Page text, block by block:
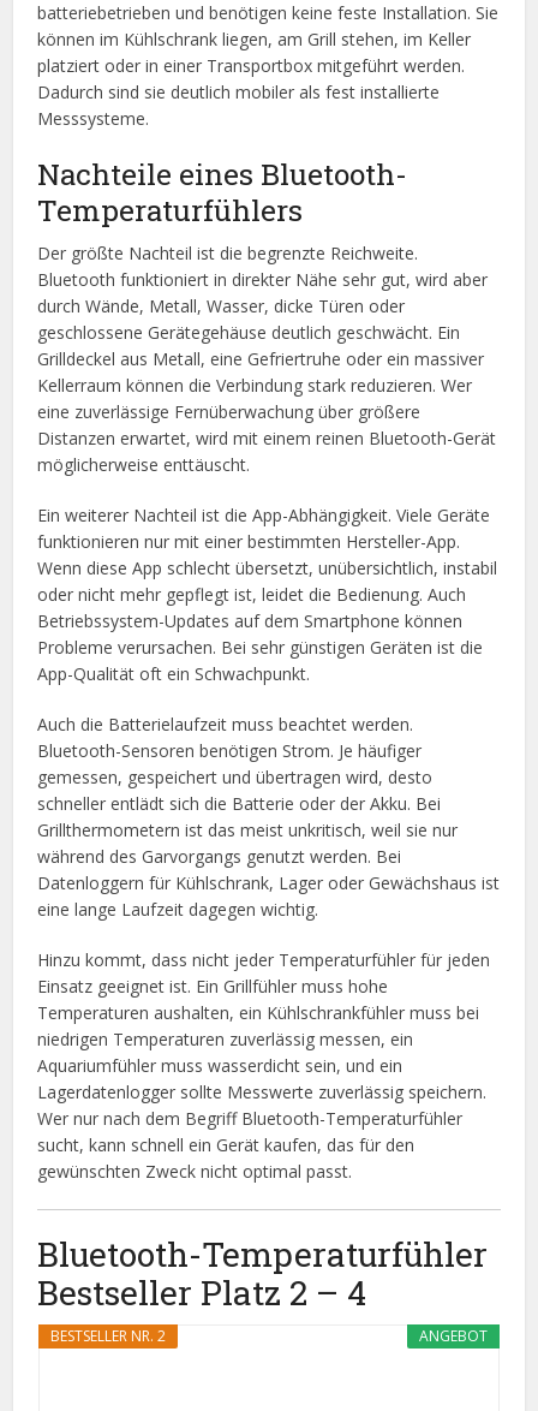
batteriebetrieben und benötigen keine feste Installation. Sie
können im Kühlschrank liegen, am Grill stehen, im Keller
platziert oder in einer Transportbox mitgeführt werden.
Dadurch sind sie deutlich mobiler als fest installierte
Messsysteme.
Nachteile eines Bluetooth-
Temperaturfühlers
Der größte Nachteil ist die begrenzte Reichweite.
Bluetooth funktioniert in direkter Nähe sehr gut, wird aber
durch Wände, Metall, Wasser, dicke Türen oder
geschlossene Gerätegehäuse deutlich geschwächt. Ein
Grilldeckel aus Metall, eine Gefriertruhe oder ein massiver
Kellerraum können die Verbindung stark reduzieren. Wer
eine zuverlässige Fernüberwachung über größere
Distanzen erwartet, wird mit einem reinen Bluetooth-Gerät
möglicherweise enttäuscht.
Ein weiterer Nachteil ist die App-Abhängigkeit. Viele Geräte
funktionieren nur mit einer bestimmten Hersteller-App.
Wenn diese App schlecht übersetzt, unübersichtlich, instabil
oder nicht mehr gepflegt ist, leidet die Bedienung. Auch
Betriebssystem-Updates auf dem Smartphone können
Probleme verursachen. Bei sehr günstigen Geräten ist die
App-Qualität oft ein Schwachpunkt.
Auch die Batterielaufzeit muss beachtet werden.
Bluetooth-Sensoren benötigen Strom. Je häufiger
gemessen, gespeichert und übertragen wird, desto
schneller entlädt sich die Batterie oder der Akku. Bei
Grillthermometern ist das meist unkritisch, weil sie nur
während des Garvorgangs genutzt werden. Bei
Datenloggern für Kühlschrank, Lager oder Gewächshaus ist
eine lange Laufzeit dagegen wichtig.
Hinzu kommt, dass nicht jeder Temperaturfühler für jeden
Einsatz geeignet ist. Ein Grillfühler muss hohe
Temperaturen aushalten, ein Kühlschrankfühler muss bei
niedrigen Temperaturen zuverlässig messen, ein
Aquariumfühler muss wasserdicht sein, und ein
Lagerdatenlogger sollte Messwerte zuverlässig speichern.
Wer nur nach dem Begriff Bluetooth-Temperaturfühler
sucht, kann schnell ein Gerät kaufen, das für den
gewünschten Zweck nicht optimal passt.
Bluetooth-Temperaturfühler
Bestseller Platz 2 – 4
ANGEBOT
BESTSELLER NR. 2